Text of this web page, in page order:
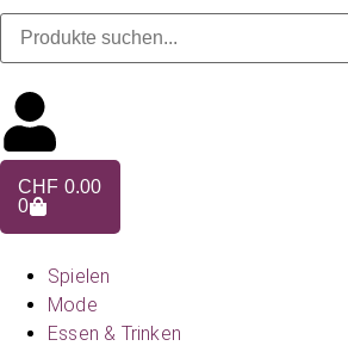
CHF 0.00
0
Spielen
Mode
Essen & Trinken